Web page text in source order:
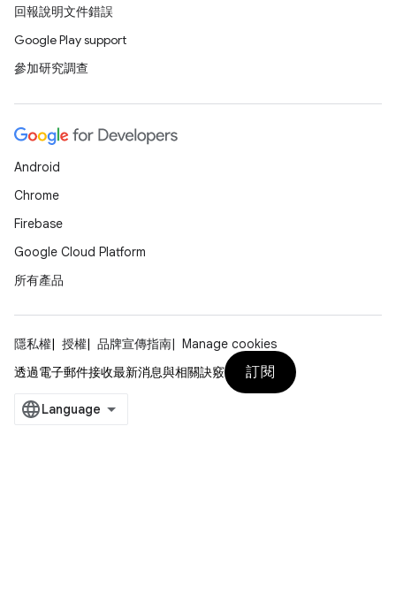
回報說明文件錯誤
Google Play support
參加研究調查
Android
Chrome
Firebase
Google Cloud Platform
所有產品
隱私權 授權 品牌宣傳指南
Manage cookies
透過電子郵件接收最新消息與相關訣竅
訂閱